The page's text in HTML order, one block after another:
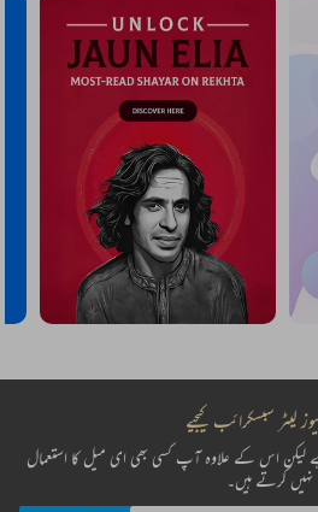
لیٹر سبسکرائب کیجیے
لیکن اس کے علاوہ آپ کسی بھی ای میل کا استعمال
نہیں کرتے ہیں۔